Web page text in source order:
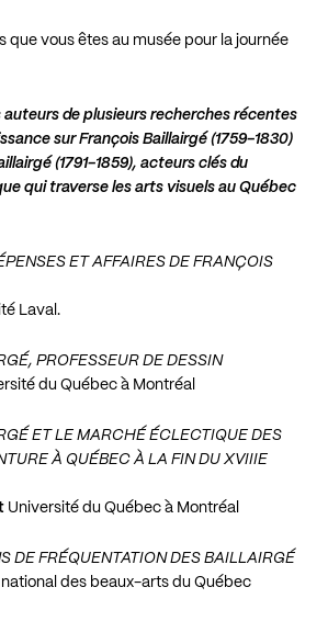
que vous êtes au musée pour la journée
auteurs de plusieurs recherches récentes
sur François Baillairgé (1759-1830)
(1791-1859), acteurs clés du
qui traverse les arts visuels au Québec
ET AFFAIRES DE FRANÇOIS
Laval.
PROFESSEUR DE DESSIN
du Québec à Montréal
ET LE MARCHÉ ÉCLECTIQUE DES
À QUÉBEC À LA FIN DU XVIIIE
Université du Québec à Montréal
DE FRÉQUENTATION DES BAILLAIRGÉ
national des beaux-arts du Québec